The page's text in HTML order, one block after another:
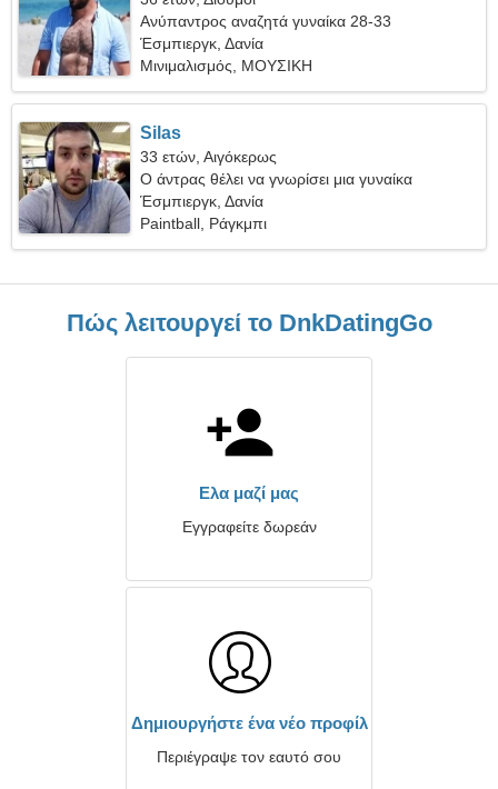
Ανύπαντρος αναζητά γυναίκα 28-33
Έσμπιεργκ, Δανία
Μινιμαλισμός, ΜΟΥΣΙΚΗ
Silas
33 ετών, Αιγόκερως
Ο άντρας θέλει να γνωρίσει μια γυναίκα
Έσμπιεργκ, Δανία
Paintball, Ράγκμπι
Πώς λειτουργεί το DnkDatingGo
Ελα μαζί μας
Εγγραφείτε δωρεάν
Δημιουργήστε ένα νέο προφίλ
Περιέγραψε τον εαυτό σου